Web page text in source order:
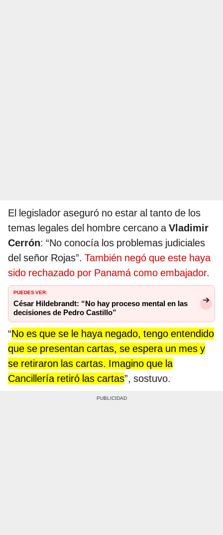
El legislador aseguró no estar al tanto de los
temas legales del hombre cercano aVladimir
Cerrón: “No conocía los problemas judiciales
del señor Rojas”. También negó que este haya
sido rechazado por Panamá como embajador.
PUEDES VER:
César Hildebrandt: “No hay proceso mental en las
decisiones de Pedro Castillo”
“No es que se le haya negado, tengo entendido
que se presentan cartas, se espera un mes y
se retiraron las cartas. Imagino que la
Cancillería retiró las cartas”, sostuvo.